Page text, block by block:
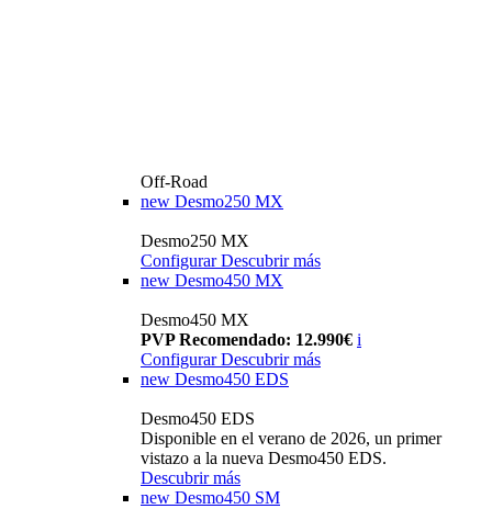
Off-Road
new Desmo250 MX
Desmo250 MX
Configurar Descubrir más
new Desmo450 MX
Desmo450 MX
PVP Recomendado: 12.990€ i
Configurar Descubrir más
new Desmo450 EDS
Desmo450 EDS
Disponible en el verano de 2026, un primer
vistazo a la nueva Desmo450 EDS.
Descubrir más
new Desmo450 SM